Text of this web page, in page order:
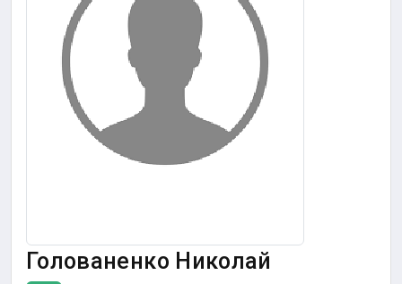
Голованенко Николай